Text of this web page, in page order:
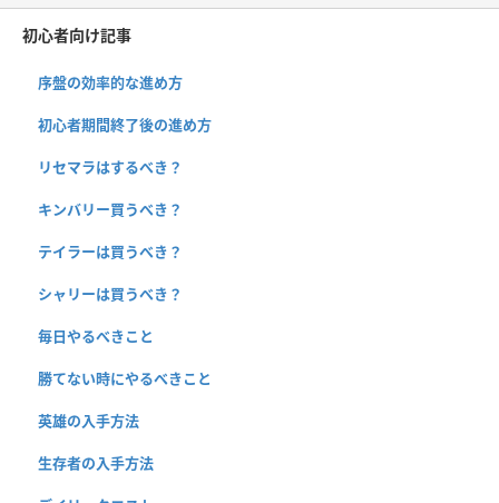
初心者向け記事
序盤の効率的な進め方
初心者期間終了後の進め方
リセマラはするべき？
キンバリー買うべき？
テイラーは買うべき？
シャリーは買うべき？
毎日やるべきこと
勝てない時にやるべきこと
英雄の入手方法
生存者の入手方法